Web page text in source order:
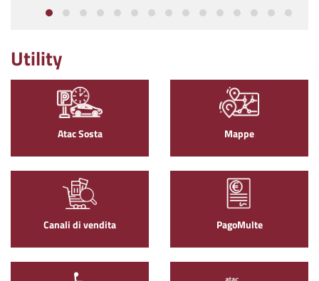
Utility
Atac Sosta Mappe
Canali di vendita PagoMulte